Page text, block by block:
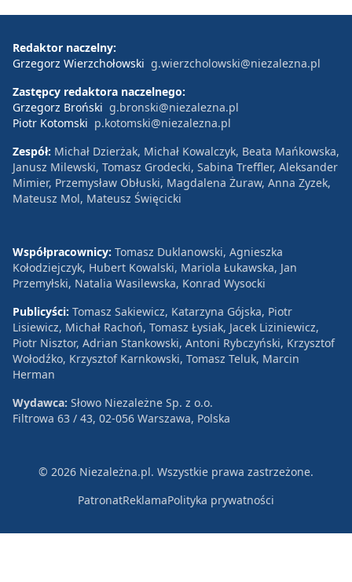
Redaktor naczelny:
Grzegorz Wierzchołowski g.wierzcholowski@niezalezna.pl
Zastępcy redaktora naczelnego:
Grzegorz Broński g.bronski@niezalezna.pl
Piotr Kotomski p.kotomski@niezalezna.pl
Zespół: Michał Dzierżak, Michał Kowalczyk, Beata Mańkowska,
Janusz Milewski, Tomasz Grodecki, Sabina Treffler, Aleksander
Mimier, Przemysław Obłuski, Magdalena Żuraw, Anna Zyzek,
Mateusz Mol, Mateusz Święcicki
Współpracownicy: Tomasz Duklanowski, Agnieszka
Kołodziejczyk, Hubert Kowalski, Mariola Łukawska, Jan
Przemyłski, Natalia Wasilewska, Konrad Wysocki
Publicyści: Tomasz Sakiewicz, Katarzyna Gójska, Piotr
Lisiewicz, Michał Rachoń, Tomasz Łysiak, Jacek Liziniewicz,
Piotr Nisztor, Adrian Stankowski, Antoni Rybczyński, Krzysztof
Wołodźko, Krzysztof Karnkowski, Tomasz Teluk, Marcin
Herman
Wydawca: Słowo Niezależne Sp. z o.o.
Filtrowa 63 / 43, 02-056 Warszawa, Polska
© 2026 Niezależna.pl. Wszystkie prawa zastrzeżone.
PatronatReklamaPolityka prywatności